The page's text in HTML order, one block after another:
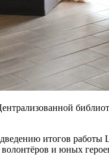
итогов
и юных